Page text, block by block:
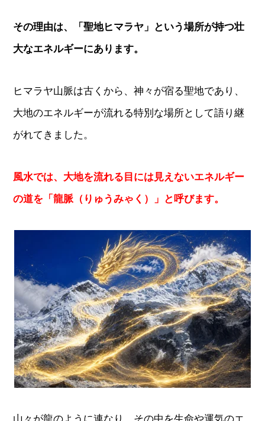
その理由は、「聖地ヒマラヤ」という場所が持つ壮
大なエネルギーにあります。
ヒマラヤ山脈は古くから、神々が宿る聖地であり、
大地のエネルギーが流れる特別な場所として語り継
がれてきました。
風水では、大地を流れる目には見えないエネルギー
の道を「龍脈（りゅうみゃく）」と呼びます。